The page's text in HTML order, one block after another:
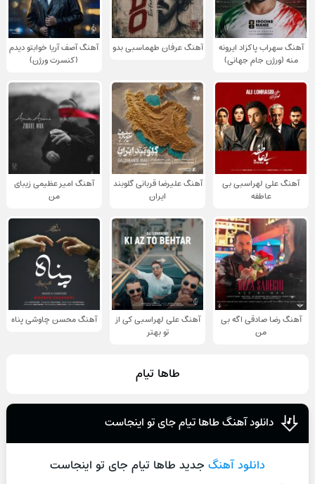
آهنگ سهراب پاکزاد ایرونه
منه (ورژن جام جهانی)
آهنگ عرفان طهماسبی بدو
آهنگ آصف آریا خوابتو دیدم
(کنسرت ورژن)
آهنگ علی لهراسبی بی
عاطفه
آهنگ علیرضا قربانی گلوبند
ایران
آهنگ امیر عظیمی زیبای
من
آهنگ رضا صادقی اگه بی
من
آهنگ علی لهراسبی کی از
تو ‌بهتر
آهنگ محسن چاوشی پناه
طاها تیام
دانلود آهنگ طاها تیام جای تو اینجاست
دانلود آهنگ جدید طاها تیام جای تو اینجاست